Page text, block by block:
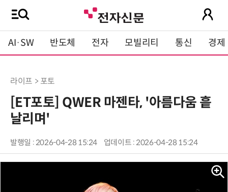
AI·SW 반도체 전자 모빌리티 통신 경제
라이프 > 포토
[ET포토] QWER 마젠타, '아름다움 흩
날리며'
발행일 : 2026-04-28 15:24 업데이트 : 2026-04-28 15:24